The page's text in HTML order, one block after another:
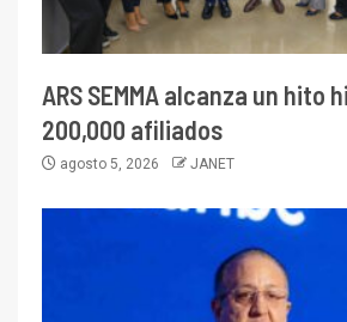
ARS SEMMA alcanza un hito
200,000 afiliados
agosto 5, 2026 JANET